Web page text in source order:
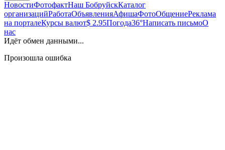
НовостиФотофактНаш БобруйскКаталог
организацийРаботаОбъявленияАфишаФотоОбщениеРеклама
на порталеКурсы валют$ 2.95Погода36°Написать письмоО
нас
Идёт обмен данными...
Произошла ошибка